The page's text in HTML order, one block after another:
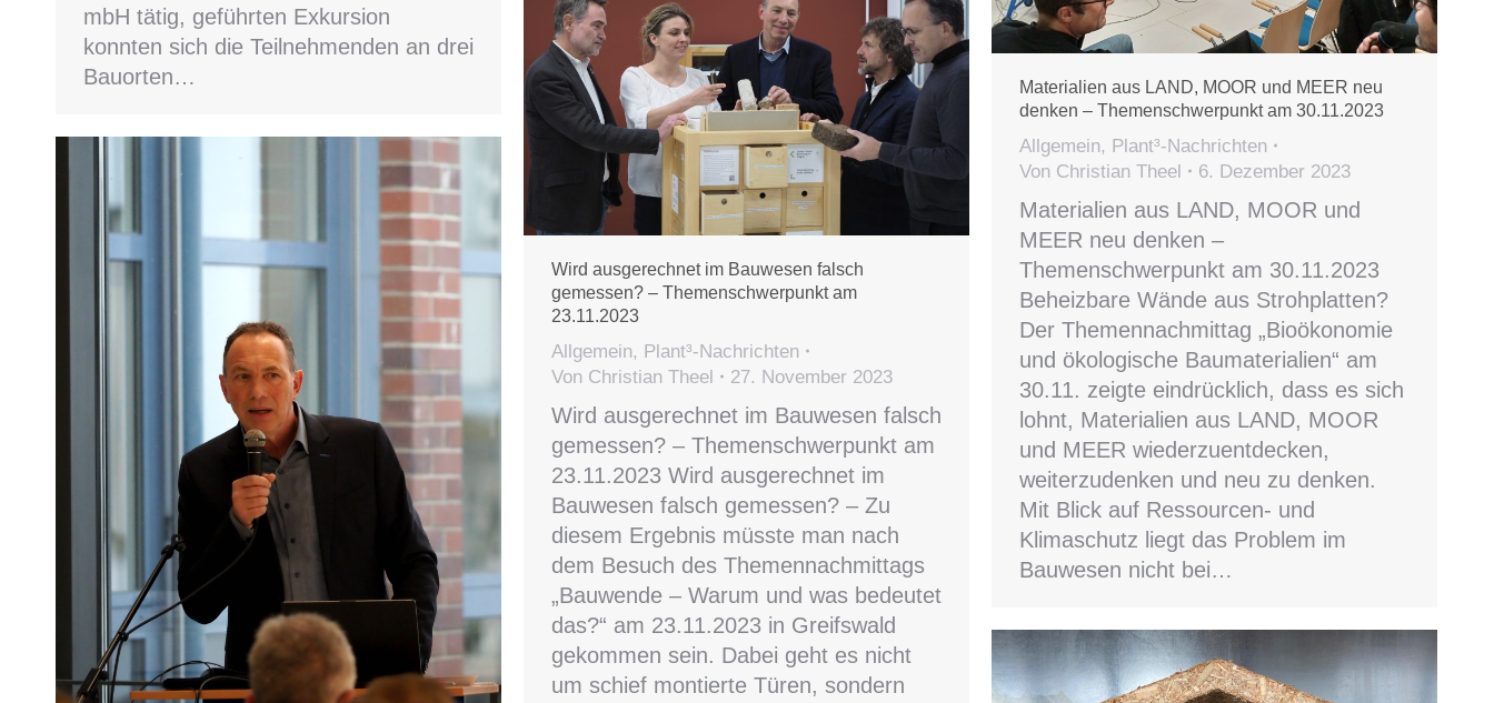
mbH tätig, geführten Exkursion
konnten sich die Teilnehmenden an drei
Bauorten…
Materialien aus LAND, MOOR und MEER neu
denken – Themenschwerpunkt am 30.11.2023
Allgemein, Plant³-Nachrichten
Von Christian Theel 6. Dezember 2023
Materialien aus LAND, MOOR und
MEER neu denken –
Themenschwerpunkt am 30.11.2023
Beheizbare Wände aus Strohplatten?
Der Themennachmittag „Bioökonomie
und ökologische Baumaterialien“ am
30.11. zeigte eindrücklich, dass es sich
lohnt, Materialien aus LAND, MOOR
und MEER wiederzuentdecken,
weiterzudenken und neu zu denken.
Mit Blick auf Ressourcen- und
Klimaschutz liegt das Problem im
Bauwesen nicht bei…
Wird ausgerechnet im Bauwesen falsch
gemessen? – Themenschwerpunkt am
23.11.2023
Allgemein, Plant³-Nachrichten
Von Christian Theel 27. November 2023
Wird ausgerechnet im Bauwesen falsch
gemessen? – Themenschwerpunkt am
23.11.2023 Wird ausgerechnet im
Bauwesen falsch gemessen? – Zu
diesem Ergebnis müsste man nach
dem Besuch des Themennachmittags
„Bauwende – Warum und was bedeutet
das?“ am 23.11.2023 in Greifswald
gekommen sein. Dabei geht es nicht
um schief montierte Türen, sondern